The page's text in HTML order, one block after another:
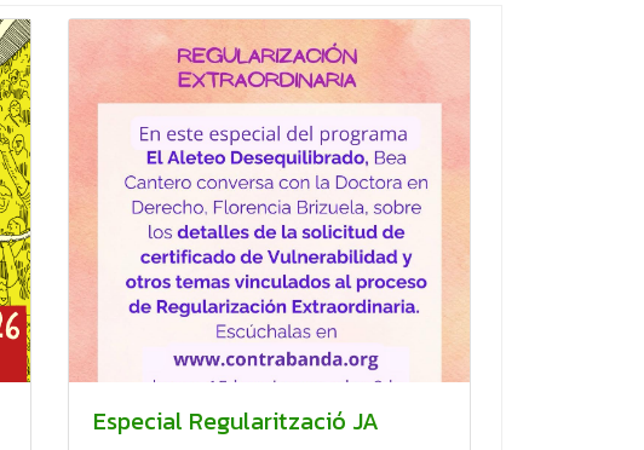
Especial Regularització JA